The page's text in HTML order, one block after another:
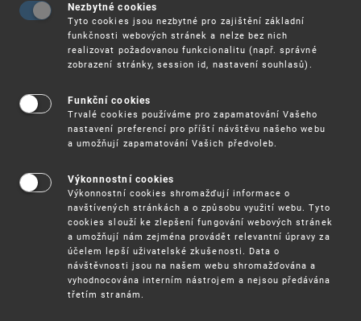
Doložka
vykonatelnosti
rozhodnutí
EUIPO
Za Úřad průmyslového vlastnictví opatřuje vykonatelné
rozhodnutí EUIPO doložkou vykonatelnosti vedoucí
Nezbytné cookies
Tyto cookies jsou nezbytné pro zajištění základní
funkčnosti webových stránek a nelze bez nich
realizovat požadovanou funkcionalitu (např. správné
zobrazení stránky, session id, nastavení souhlasů).
Funkční cookies
Trvalé cookies používáme pro zapamatování Vašeho
nastavení preferencí pro příští návštěvu našeho webu
a umožňují zapamatování Vašich předvoleb.
Výkonnostní cookies
Výkonnostní cookies shromažďují informace o
navštívených stránkách a o způsobu využití webu. Tyto
cookies slouží ke zlepšení fungování webových stránek
a umožňují nám zejména provádět relevantní úpravy za
účelem lepší uživatelské zkušenosti. Data o
návštěvnosti jsou na našem webu shromažďována a
vyhodnocována interním nástrojem a nejsou předávána
třetím stranám.